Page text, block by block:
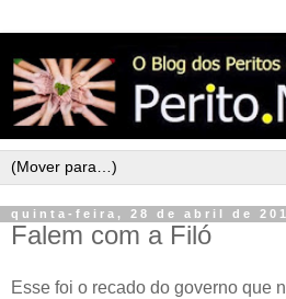
quinta-feira, 28 de abril de
Falem com a Filó
Esse foi o recado do governo que